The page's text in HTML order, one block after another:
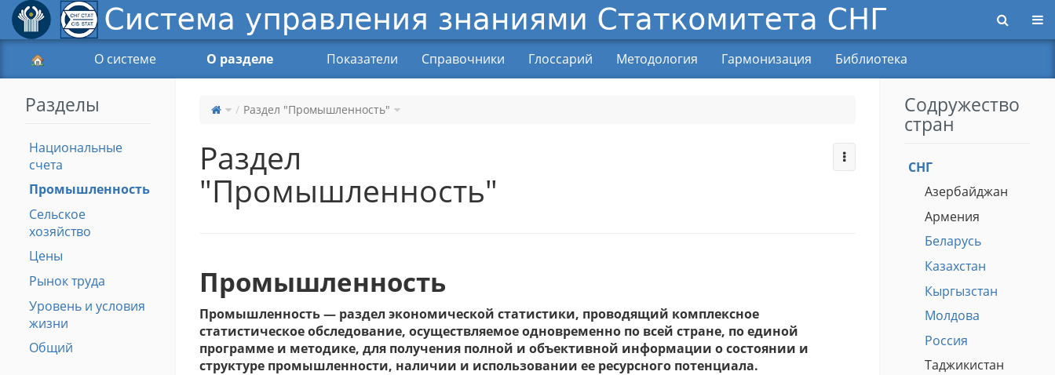
О системе О разделе Показатели Справочники Глоссарий Методология Гармонизация Библиотека
Раздел "Промышленность"
Раздел
"Промышленность"
Промышленность
Промышленность — раздел экономической статистики, проводящий комплексное
статистическое обследование, осуществляемое одновременно по всей стране, по единой
программе и методике, для получения полной и объективной информации о состоянии и
структуре промышленности, наличии и использовании ее ресурсного потенциала.
Разделы
Национальные
счета
Промышленность
Сельское
хозяйство
Цены
Рынок труда
Уровень и условия
жизни
Общий
Содружество
стран
СНГ
Азербайджан
Армения
Беларусь
Казахстан
Кыргызстан
Молдова
Россия
Таджикистан